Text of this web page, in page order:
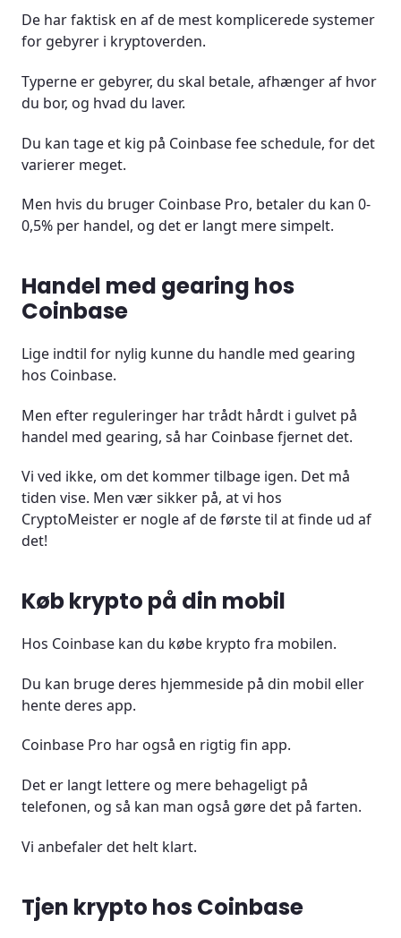
De har faktisk en af de mest komplicerede systemer
for gebyrer i kryptoverden.
Typerne er gebyrer, du skal betale, afhænger af hvor
du bor, og hvad du laver.
Du kan tage et kig på Coinbase fee schedule, for det
varierer meget.
Men hvis du bruger Coinbase Pro, betaler du kan 0-
0,5% per handel, og det er langt mere simpelt.
Handel med gearing hos
Coinbase
Lige indtil for nylig kunne du handle med gearing
hos Coinbase.
Men efter reguleringer har trådt hårdt i gulvet på
handel med gearing, så har Coinbase fjernet det.
Vi ved ikke, om det kommer tilbage igen. Det må
tiden vise. Men vær sikker på, at vi hos
CryptoMeister er nogle af de første til at finde ud af
det!
Køb krypto på din mobil
Hos Coinbase kan du købe krypto fra mobilen.
Du kan bruge deres hjemmeside på din mobil eller
hente deres app.
Coinbase Pro har også en rigtig fin app.
Det er langt lettere og mere behageligt på
telefonen, og så kan man også gøre det på farten.
Vi anbefaler det helt klart.
Tjen krypto hos Coinbase